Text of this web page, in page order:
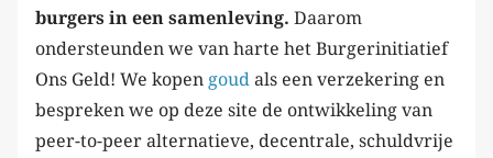
burgers in een samenleving. Daarom
ondersteunden we van harte het Burgerinitiatief
Ons Geld! We kopen goud als een verzekering en
bespreken we op deze site de ontwikkeling van
peer-to-peer alternatieve, decentrale, schuldvrije